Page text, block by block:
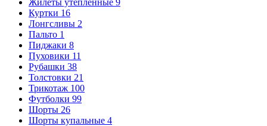
Жилеты утепленные 9
Куртки 16
Лонгсливы 2
Пальто 1
Пиджаки 8
Пуховики 11
Рубашки 38
Толстовки 21
Трикотаж 100
Футболки 99
Шорты 26
Шорты купальные 4